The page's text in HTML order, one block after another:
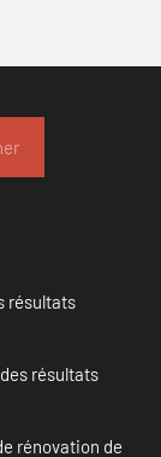
résultats
résultats
rénovation de